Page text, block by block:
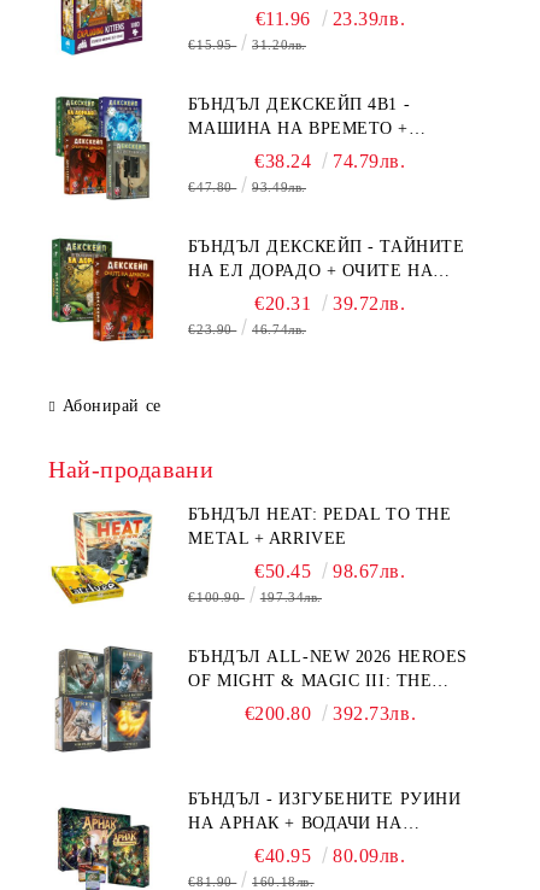
ЧАСТИ - ПРЕОЦЕНЕН - СРЕДНА
ПОВРЕДА НА КУТИЯТА
€11.96 23.39лв.
€15.95 31.20лв.
БЪНДЪЛ ДЕКСКЕЙП 4В1 -
МАШИНА НА ВРЕМЕТО +
БЯГСТВО ОТ АЛКАТРАЗ +
ТАЙНИТЕ НА ЕЛ ДОРАДО +
€38.24 74.79лв.
€47.80 93.49лв.
БЪНДЪЛ ДЕКСКЕЙП - ТАЙНИТЕ
НА ЕЛ ДОРАДО + ОЧИТЕ НА
ДРАКОНА€20.31 39.72лв.
€23.90 46.74лв.
Абонирай се
Най-продавани
БЪНДЪЛ HEAT: PEDAL TO THE
METAL + ARRIVEE
€50.45 98.67лв.
€100.90 197.34лв.
БЪНДЪЛ ALL-NEW 2026 HEROES
OF MIGHT & MAGIC III: THE
BOARD GAME EXPANSIONS -
€200.80 392.73лв.
БЪНДЪЛ - ИЗГУБЕНИТЕ РУИНИ
НА АРНАК + ВОДАЧИ НА
ЕКСПЕДИЦИИ + ПРОМО КАРТИ
БЕЗПЛАТНО
€40.95 80.09лв.
€81.90 160.18лв.